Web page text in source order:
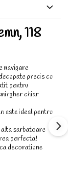
118
navigare
precis cu
pentru
chiar
este ideal pentru
sarbatoare
perfecta!
decoratiune